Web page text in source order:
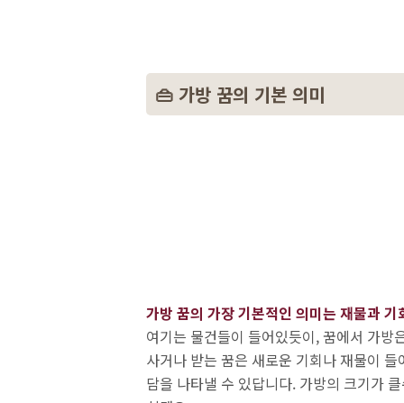
👜 가방 꿈의 기본 의미
가방 꿈의 가장 기본적인 의미는 재물과 기
여기는 물건들이 들어있듯이, 꿈에서 가방
사거나 받는 꿈은 새로운 기회나 재물이
담을 나타낼 수 있답니다. 가방의 크기가